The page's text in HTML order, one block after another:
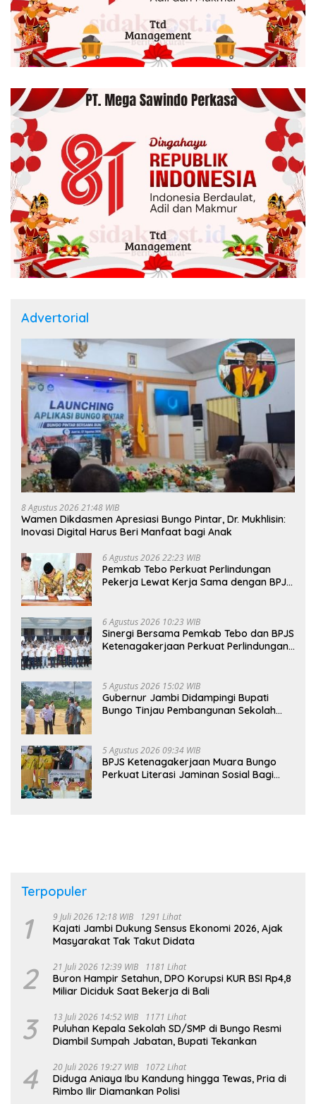
Advertorial
8 Agustus 2026 21:48 WIB
Wamen Dikdasmen Apresiasi Bungo Pintar, Dr. Mukhlisin:
Inovasi Digital Harus Beri Manfaat bagi Anak
6 Agustus 2026 22:23 WIB
Pemkab Tebo Perkuat Perlindungan
Pekerja Lewat Kerja Sama dengan BPJS
6 Agustus 2026 10:23 WIB
Sinergi Bersama Pemkab Tebo dan BPJS
Ketenagakerjaan Perkuat Perlindungan
5 Agustus 2026 15:02 WIB
Gubernur Jambi Didampingi Bupati
Bungo Tinjau Pembangunan Sekolah
5 Agustus 2026 09:34 WIB
BPJS Ketenagakerjaan Muara Bungo
Perkuat Literasi Jaminan Sosial Bagi
Terpopuler
1 9 Juli 2026 12:18 WIB 1291 Lihat
Kajati Jambi Dukung Sensus Ekonomi 2026, Ajak
Masyarakat Tak Takut Didata
2 21 Juli 2026 12:39 WIB 1181 Lihat
Buron Hampir Setahun, DPO Korupsi KUR BSI Rp4,8
Miliar Diciduk Saat Bekerja di Bali
3 13 Juli 2026 14:52 WIB 1171 Lihat
Puluhan Kepala Sekolah SD/SMP di Bungo Resmi
Diambil Sumpah Jabatan, Bupati Tekankan
4 20 Juli 2026 19:27 WIB 1072 Lihat
Diduga Aniaya Ibu Kandung hingga Tewas, Pria di
Rimbo Ilir Diamankan Polisi